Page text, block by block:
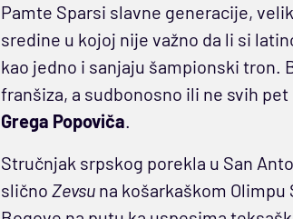
Pamte Sparsi slavne generacije,
sredine u kojoj nije važno da li si
kao jedno i sanjaju šampionski tron.
franšiza, a sudbonosno ili ne svih
Grega Popoviča.
Stručnjak srpskog porekla u San
slično Zevsu na košarkaškom